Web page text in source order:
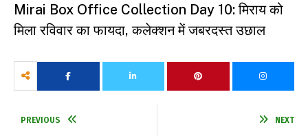
Mirai Box Office Collection Day 10: मिराय को
मिला रविवार का फायदा, कलेक्शन में जबरदस्त उछाल
PREVIOUS NEXT